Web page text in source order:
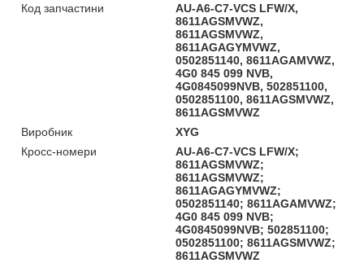
Код запчастини
AU-A6-C7-VCS LFW/X,
8611AGSMVWZ,
8611AGSMVWZ,
8611AGAGYMVWZ,
0502851140, 8611AGAMVWZ,
4G0 845 099 NVB,
4G0845099NVB, 502851100,
0502851100, 8611AGSMVWZ,
8611AGSMVWZ
Виробник
XYG
Кросс-номери
AU-A6-C7-VCS LFW/X;
8611AGSMVWZ;
8611AGSMVWZ;
8611AGAGYMVWZ;
0502851140; 8611AGAMVWZ;
4G0 845 099 NVB;
4G0845099NVB; 502851100;
0502851100; 8611AGSMVWZ;
8611AGSMVWZ